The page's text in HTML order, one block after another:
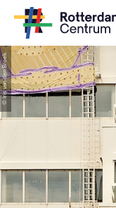
© Iris van den Broek